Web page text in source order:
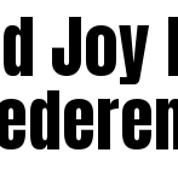
Joy